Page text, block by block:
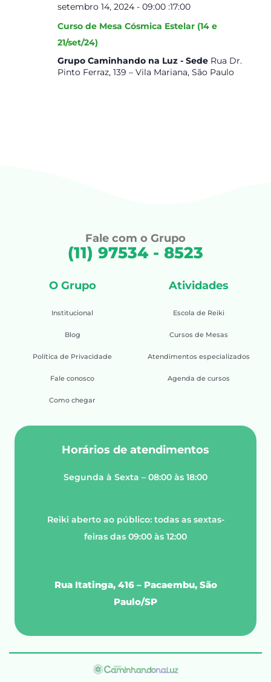
setembro 14, 2024 - 09:00:17:00
Curso de Mesa Cósmica Estelar (14 e
21/set/24)
Grupo Caminhando na Luz - Sede Rua Dr.
Pinto Ferraz, 139 – Vila Mariana, São Paulo
Fale com o Grupo
(11) 97534 - 8523
O Grupo
Institucional
Blog
Política de Privacidade
Fale conosco
Como chegar
Atividades
Escola de Reiki
Cursos de Mesas
Atendimentos especializados
Agenda de cursos
Horários de atendimentos
Segunda à Sexta – 08:00 às 18:00
Reiki aberto ao público: todas as sextas-
feiras das 09:00 às 12:00
Rua Itatinga, 416 – Pacaembu, São
Paulo/SP